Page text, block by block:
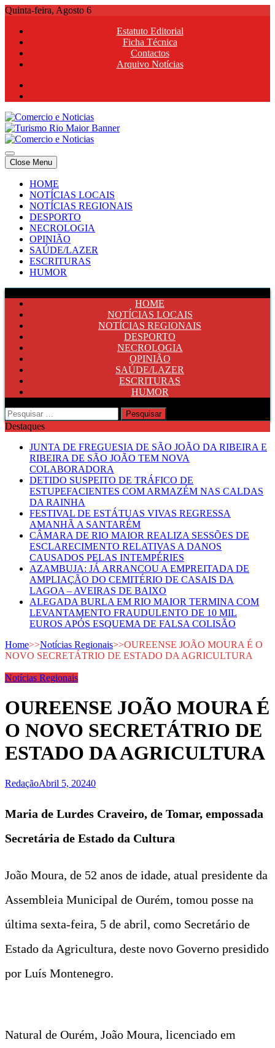
Skip
content
Quinta-feira, Agosto 6
Estatuto Editorial
Ficha Técnica
Contactos
Arquivo Notícias
Comercio e Noticias
Notícias e Publicidade Online
Comercio e Noticias
Notícias e Publicidade Online
Close Menu
HOME
NOTÍCIAS LOCAIS
NOTÍCIAS REGIONAIS
DESPORTO
NECROLOGIA
OPINIÃO
SAÚDE/LAZER
ESCRITURAS
HUMOR
HOME
NOTÍCIAS LOCAIS
NOTÍCIAS REGIONAIS
DESPORTO
NECROLOGIA
OPINIÃO
SAÚDE/LAZER
ESCRITURAS
HUMOR
Pesquisar
por:
Destaques
JUNTA DE FREGUESIA DE SÃO JOÃO DA RIBEIRA E
RIBEIRA DE SÃO JOÃO TEM NOVA
COLABORADORA
DETIDO SUSPEITO DE TRÁFICO DE
ESTUPEFACIENTES COM ARMAZÉM NAS CALDAS
DA RAINHA
FESTIVAL DE ESTÁTUAS VIVAS REGRESSA
AMANHÃ A SANTARÉM
CÂMARA DE RIO MAIOR REALIZA SESSÕES DE
ESCLARECIMENTO RELATIVAS A DANOS
CAUSADOS PELAS INTEMPÉRIES
AZAMBUJA: JÁ ARRANCOU A EMPREITADA DE
AMPLIAÇÃO DO CEMITÉRIO DE CASAIS DA
LAGOA – AVEIRAS DE BAIXO
ALEGADA BURLA EM RIO MAIOR TERMINA COM
LEVANTAMENTO FRAUDULENTO DE 10 MIL
EUROS APÓS ESQUEMA DE FALSA COLISÃO
Home>>Notícias Regionais>>OUREENSE JOÃO MOURA É O
NOVO SECRETÁTRIO DE ESTADO DA AGRICULTURA
Notícias Regionais
OUREENSE JOÃO MOURA É
O NOVO SECRETÁTRIO DE
ESTADO DA AGRICULTURA
RedaçãoAbril 5, 20240
Maria de Lurdes Craveiro, de Tomar, empossada
Secretária de Estado da Cultura
João Moura, de 52 anos de idade, atual presidente da
Assembleia Municipal de Ourém, tomou posse na
última sexta-feira, 5 de abril, como Secretário de
Estado da Agricultura, deste novo Governo presidido
por Luís Montenegro.
Natural de Ourém, João Moura, licenciado em